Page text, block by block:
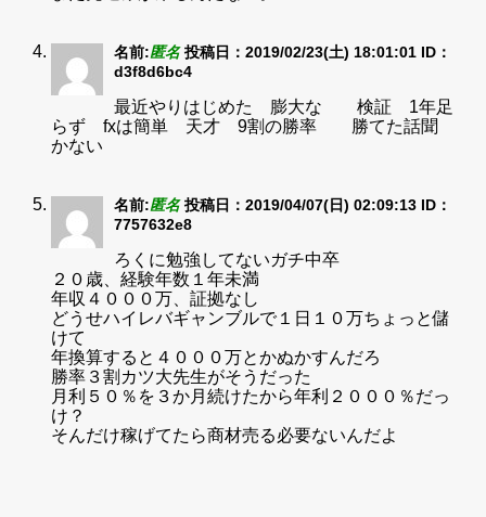
名前:匿名 投稿日：2019/02/23(土) 18:01:01 ID：
d3f8d6bc4
最近やりはじめた 膨大な 検証 1年足
らず fxは簡単 天才 9割の勝率 勝てた話聞
かない
名前:匿名 投稿日：2019/04/07(日) 02:09:13 ID：
7757632e8
ろくに勉強してないガチ中卒
２０歳、経験年数１年未満
年収４０００万、証拠なし
どうせハイレバギャンブルで１日１０万ちょっと儲
けて
年換算すると４０００万とかぬかすんだろ
勝率３割カツ大先生がそうだった
月利５０％を３か月続けたから年利２０００％だっ
け？
そんだけ稼げてたら商材売る必要ないんだよ